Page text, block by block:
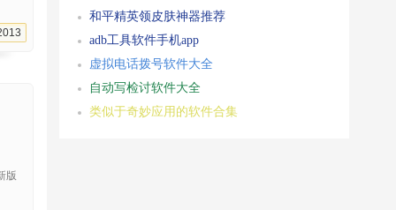
版
和平精英领皮肤神器推荐
adb工具软件手机app
虚拟电话拨号软件大全
自动写检讨软件大全
类似于奇妙应用的软件合集